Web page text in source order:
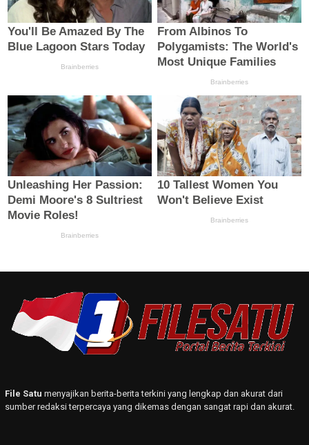
File Satu menyajikan berita-berita terkini yang lengkap dan akurat dari
sumber redaksi terpercaya yang dikemas dengan sangat rapi dan akurat.